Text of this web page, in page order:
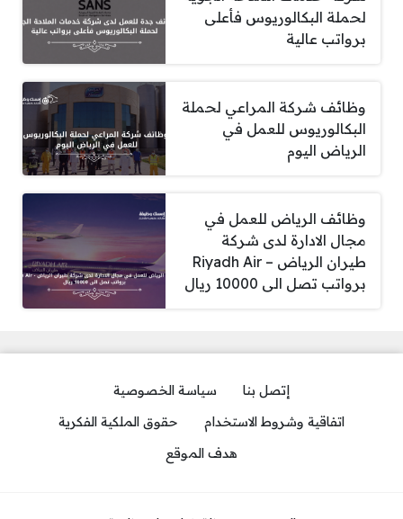
لحملة البكالوريوس فأعلى
برواتب عالية
وظائف شركة المراعي لحملة
البكالوريوس للعمل في
الرياض اليوم
وظائف الرياض للعمل في
مجال الادارة لدى شركة
طيران الرياض – Riyadh Air
برواتب تصل الى 10000 ريال
إتصل بنا
سياسة الخصوصية
اتفاقية وشروط الاستخدام
حقوق الملكية الفكرية
هدف الموقع